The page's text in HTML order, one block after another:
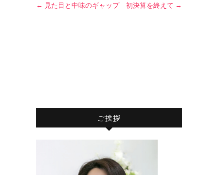
← 見た目と中味のギャップ 初決算を終えて →
ご挨拶